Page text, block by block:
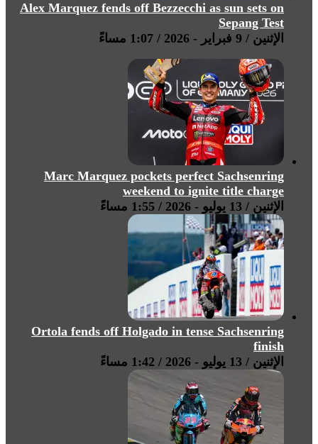
Alex Marquez fends off Bezzecchi as sun sets on
Sepang Test
الإثنين / 9 فبراير - 2026 / 1:07 مساءً
Marc Marquez pockets perfect Sachsenring
weekend to ignite title charge
الإثنين / 13 يوليو - 2026 / 1:55 مساءً
Ortola fends off Holgado in tense Sachsenring
finish
الإثنين / 13 يوليو - 2026 / 1:42 مساءً